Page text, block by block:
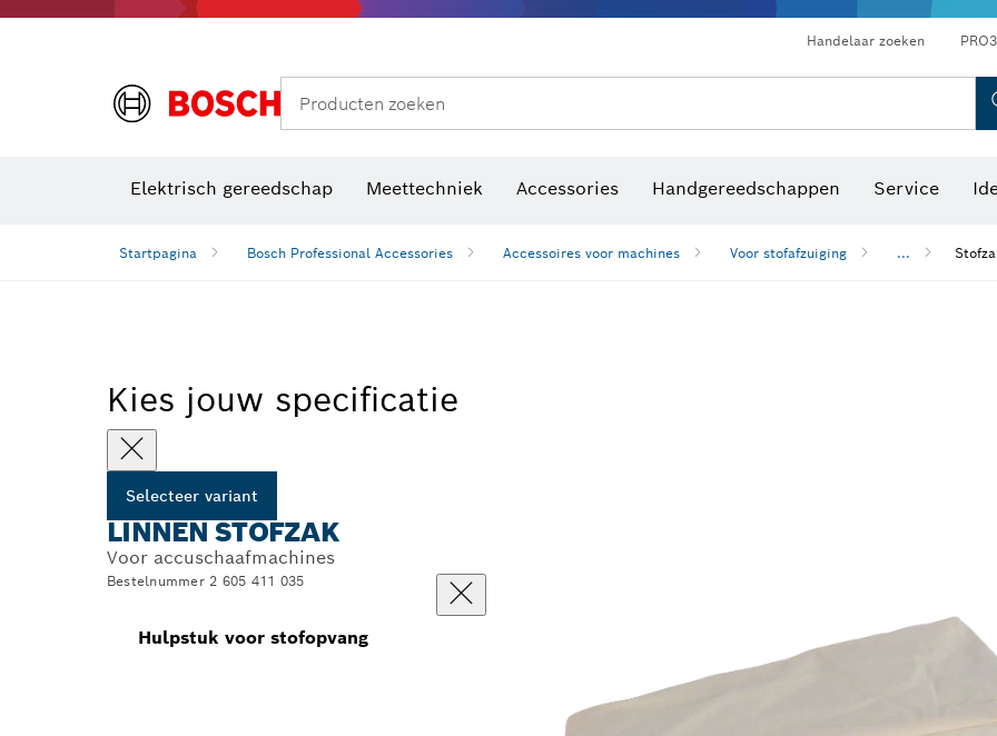
Handelaar zoeken
Producten zoeken
Elektrisch gereedschap Meettechniek Accessories Handgereedschappen Service
Startpagina Bosch Professional Accessories Accessoires voor machines Voor stofafzuiging ...
Kies jouw specificatie
Selecteer variant
LINNEN STOFZAK
Voor accuschaafmachines
Bestelnummer 2 605 411 035
Hulpstuk voor stofopvang